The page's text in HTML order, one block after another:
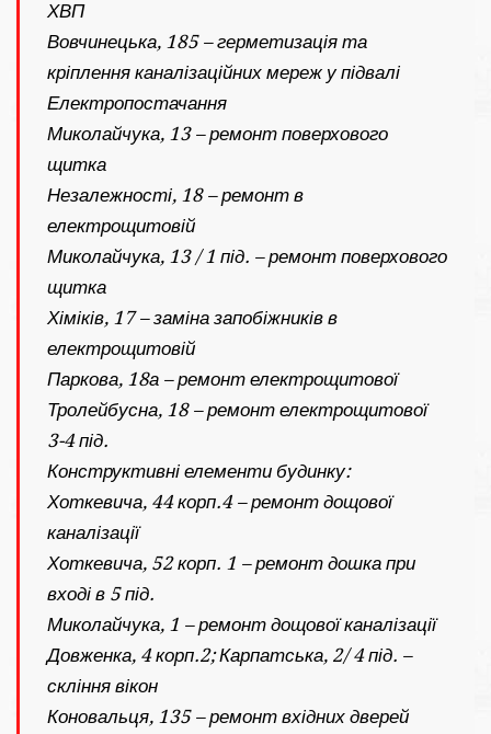
ХВП
Вовчинецька, 185 – герметизація та
кріплення каналізаційних мереж у підвалі
Електропостачання
Миколайчука, 13 – ремонт поверхового
щитка
Незалежності, 18 – ремонт в
електрощитовій
Миколайчука, 13 / 1 під. – ремонт поверхового
щитка
Хіміків, 17 – заміна запобіжників в
електрощитовій
Паркова, 18а – ремонт електрощитової
Тролейбусна, 18 – ремонт електрощитової
3-4 під.
Конструктивні елементи будинку:
Хоткевича, 44 корп.4 – ремонт дощової
каналізації
Хоткевича, 52 корп. 1 – ремонт дошка при
вході в 5 під.
Миколайчука, 1 – ремонт дощової каналізації
Довженка, 4 корп.2; Карпатська, 2/ 4 під. –
скління вікон
Коновальця, 135 – ремонт вхідних дверей